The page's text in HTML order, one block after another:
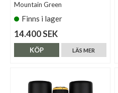
Mountain Green
Finns i lager
14.400 SEK
LÄS MER
KÖP